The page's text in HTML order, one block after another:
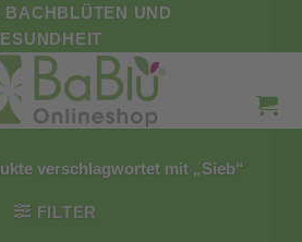
UND
verschlagwortet mit „Sieb“
FILTER